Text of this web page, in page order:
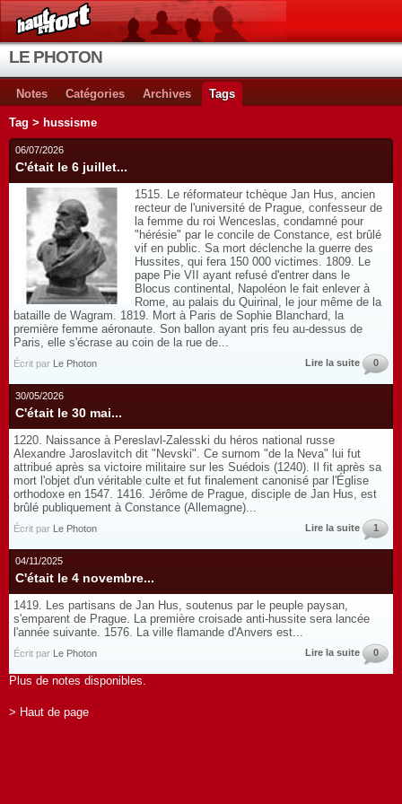
LE PHOTON
Notes Catégories Archives Tags
Tag > hussisme
06/07/2026
C'était le 6 juillet...
1515. Le réformateur tchèque Jan Hus, ancien
recteur de l'université de Prague, confesseur de
la femme du roi Wenceslas, condamné pour
"hérésie" par le concile de Constance, est brûlé
vif en public. Sa mort déclenche la guerre des
Hussites, qui fera 150 000 victimes. 1809. Le
pape Pie VII ayant refusé d'entrer dans le
Blocus continental, Napoléon le fait enlever à
Rome, au palais du Quirinal, le jour même de la
bataille de Wagram. 1819. Mort à Paris de Sophie Blanchard, la
première femme aéronaute. Son ballon ayant pris feu au-dessus de
Paris, elle s'écrase au coin de la rue de...
Écrit par Le Photon Lire la suite 0
30/05/2026
C'était le 30 mai...
1220. Naissance à Pereslavl-Zalesski du héros national russe
Alexandre Jaroslavitch dit "Nevski". Ce surnom "de la Neva" lui fut
attribué après sa victoire militaire sur les Suédois (1240). Il fit après sa
mort l'objet d'un véritable culte et fut finalement canonisé par l'Église
orthodoxe en 1547. 1416. Jérôme de Prague, disciple de Jan Hus, est
brûlé publiquement à Constance (Allemagne)...
Écrit par Le Photon Lire la suite 1
04/11/2025
C'était le 4 novembre...
1419. Les partisans de Jan Hus, soutenus par le peuple paysan,
s'emparent de Prague. La première croisade anti-hussite sera lancée
l'année suivante. 1576. La ville flamande d'Anvers est...
Écrit par Le Photon Lire la suite 0
Plus de notes disponibles.
> Haut de page